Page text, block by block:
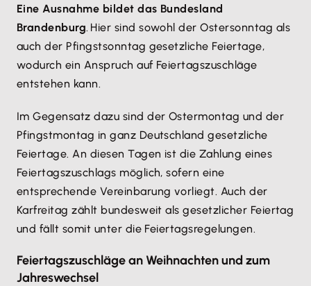
Eine Ausnahme bildet das Bundesland
Brandenburg. Hier sind sowohl der Ostersonntag als
auch der Pfingstsonntag gesetzliche Feiertage,
wodurch ein Anspruch auf Feiertagszuschläge
entstehen kann.
Im Gegensatz dazu sind der Ostermontag und der
Pfingstmontag in ganz Deutschland gesetzliche
Feiertage. An diesen Tagen ist die Zahlung eines
Feiertagszuschlags möglich, sofern eine
entsprechende Vereinbarung vorliegt. Auch der
Karfreitag zählt bundesweit als gesetzlicher Feiertag
und fällt somit unter die Feiertagsregelungen.
Feiertagszuschläge an Weihnachten und zum
Jahreswechsel